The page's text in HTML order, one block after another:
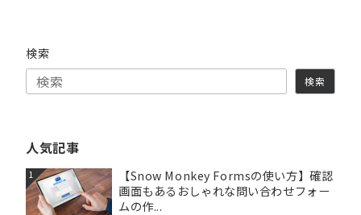
検索
検索
人気記事
1
【Snow Monkey Formsの使い方】確認
画面もあるおしゃれな問い合わせフォー
ムの作...